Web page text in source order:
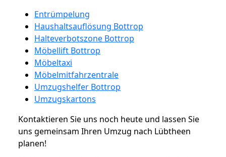
Entrümpelung
Haushaltsauflösung Bottrop
Halteverbotszone Bottrop
Möbellift Bottrop
Möbeltaxi
Möbelmitfahrzentrale
Umzugshelfer Bottrop
Umzugskartons
Kontaktieren Sie uns noch heute und lassen Sie
uns gemeinsam Ihren Umzug nach Lübtheen
planen!